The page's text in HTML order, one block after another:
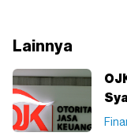
Lainnya